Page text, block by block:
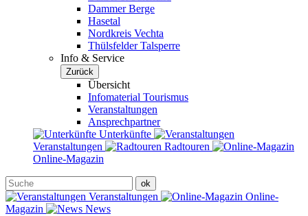
Dammer Berge
Hasetal
Nordkreis Vechta
Thülsfelder Talsperre
Info & Service
Zurück
Übersicht
Infomaterial Tourismus
Veranstaltungen
Ansprechpartner
Unterkünfte
Veranstaltungen
Radtouren
Online-Magazin
Veranstaltungen
Online-
Magazin
News